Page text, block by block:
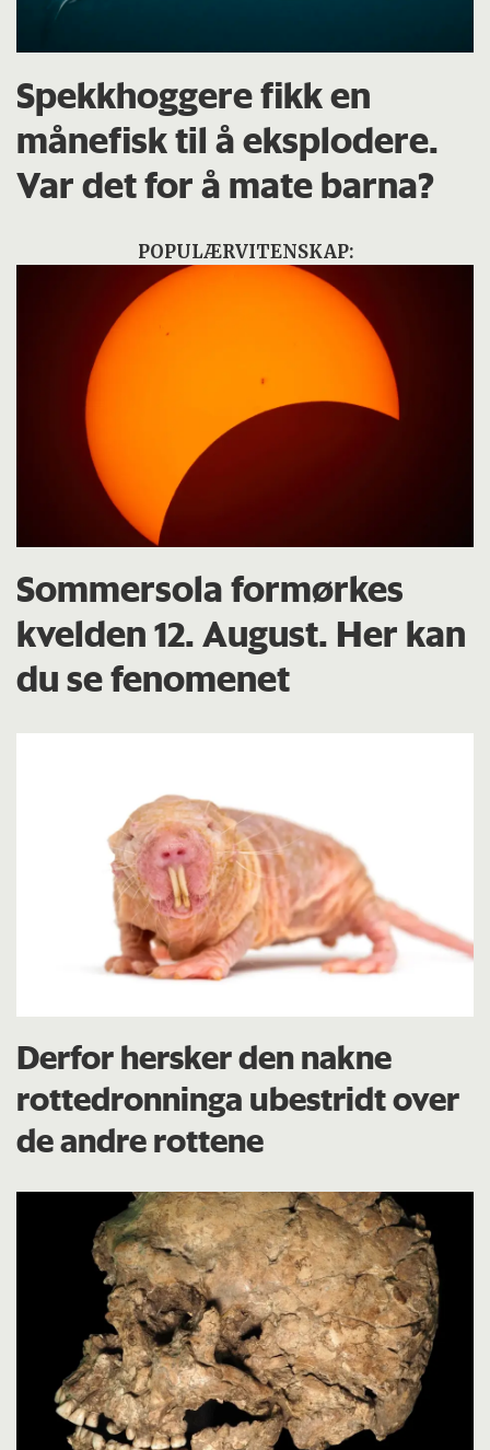
Spekkhoggere fikk en
månefisk til å eksplodere.
Var det for å mate barna?
POPULÆRVITENSKAP:
Sommersola formørkes
kvelden 12. August. Her kan
du se fenomenet
Derfor hersker den nakne
rottedronninga ubestridt over
de andre rottene